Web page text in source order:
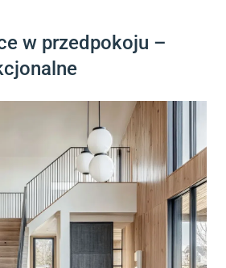
w przedpokoju –